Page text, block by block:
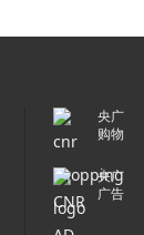
央广
购物
央广
广告